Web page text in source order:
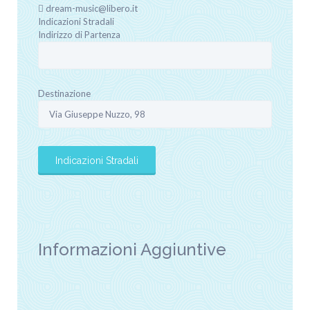
dream-music@libero.it
Indicazioni Stradali
Indirizzo di Partenza
Destinazione
Informazioni Aggiuntive